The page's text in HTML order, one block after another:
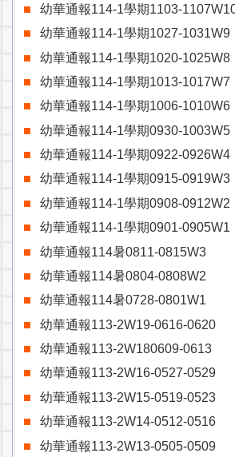
幼華通報114-1學期1103-
幼華通報114-1學期1027-1031W9
幼華通報114-1學期1020-1025W8
幼華通報114-1學期1013-1017W7
幼華通報114-1學期1006-1010W6
幼華通報114-1學期0930-1003W5
幼華通報114-1學期0922-0926W4
幼華通報114-1學期0915-0919W3
幼華通報114-1學期0908-0912W2
幼華通報114-1學期0901-0905W1
幼華通報114暑0811-0815W3
幼華通報114暑0804-0808W2
幼華通報114暑0728-0801W1
幼華通報113-2W19-0616-0620
幼華通報113-2W180609-0613
幼華通報113-2W16-0527-0529
幼華通報113-2W15-0519-0523
幼華通報113-2W14-0512-0516
幼華通報113-2W13-0505-0509